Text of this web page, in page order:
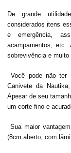
De grande
considerados itens
e emergência,
acampamentos, etc.
sobrevivência e muito
Você pode não ter
Canivete da
Apesar de seu
um corte fino e
Sua maior
(8cm aberto, com